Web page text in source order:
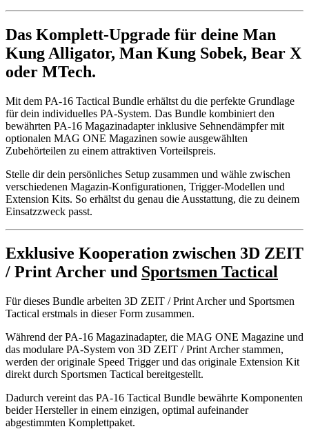
Das Komplett-Upgrade für deine Man
Kung Alligator, Man Kung Sobek, Bear X
oder MTech.
Mit dem PA-16 Tactical Bundle erhältst du die perfekte Grundlage
für dein individuelles PA-System. Das Bundle kombiniert den
bewährten PA-16 Magazinadapter inklusive Sehnendämpfer mit
optionalen MAG ONE Magazinen sowie ausgewählten
Zubehörteilen zu einem attraktiven Vorteilspreis.
Stelle dir dein persönliches Setup zusammen und wähle zwischen
verschiedenen Magazin-Konfigurationen, Trigger-Modellen und
Extension Kits. So erhältst du genau die Ausstattung, die zu deinem
Einsatzzweck passt.
Exklusive Kooperation zwischen 3D ZEIT
/ Print Archer und Sportsmen Tactical
Für dieses Bundle arbeiten 3D ZEIT / Print Archer und Sportsmen
Tactical erstmals in dieser Form zusammen.
Während der PA-16 Magazinadapter, die MAG ONE Magazine und
das modulare PA-System von 3D ZEIT / Print Archer stammen,
werden der originale Speed Trigger und das originale Extension Kit
direkt durch Sportsmen Tactical bereitgestellt.
Dadurch vereint das PA-16 Tactical Bundle bewährte Komponenten
beider Hersteller in einem einzigen, optimal aufeinander
abgestimmten Komplettpaket.